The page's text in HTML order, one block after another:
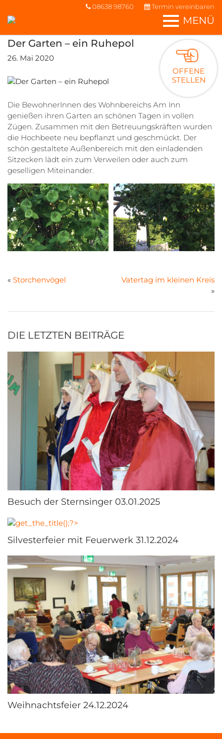
MENÜ
08638 98760 Termin vereinbaren
OFFENE
STELLEN
Der Garten – ein Ruhepol
26. Mai 2020
Die BewohnerInnen des Wohnbereichs Am Inn
genießen ihren Garten an schönen Tagen in vollen
Zügen. Zusammen mit den Betreuungskräften wurden
die Hochbeete neu bepflanzt und geschmückt. Der
schön gestaltete Außenbereich mit den einladenden
Sitzecken lädt ein zum Verweilen oder auch zum
geselligen Miteinander.
« Storchenvögel
Vatertag im kleinen Kreis
»
DIE LETZTEN BEITRÄGE
Besuch der Sternsinger 03.01.2025
Silvesterfeier mit Feuerwerk 31.12.2024
Weihnachtsfeier 24.12.2024